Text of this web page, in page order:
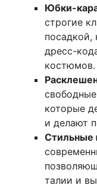
Юбки-
строгие
посадкой,
дресс-
костюмов.
которые
и делают
Стильные
талии и